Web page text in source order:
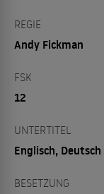
REGIE
Andy Fickman
FSK
12
UNTERTITEL
Englisch, Deutsch
BESETZUNG